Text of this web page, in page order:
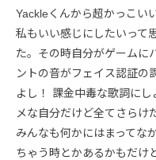
Yackleくんから超かっこい
私もいい感じにしたいって
た。その時自分がゲームに
ントの音がフェイス認証の
よし！ 課金中毒な歌詞に
メな自分だけど全てさらけ
みんなも何かにはまってな
ちゃう時とかあるかもだけ